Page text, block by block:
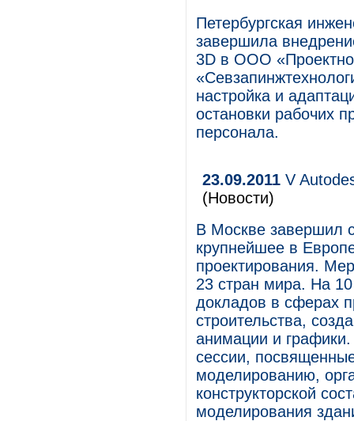
Петербургская
завершила
3D в ООО «Проектно-
настройка и
остановки рабочих
персонала.
23.09.2011 V
(Новости)
В Москве завершил
крупнейшее в
проектирования.
23 стран мира. На
докладов в сферах
строительства,
анимации и
сессии,
моделированию,
конструкторской
моделирования